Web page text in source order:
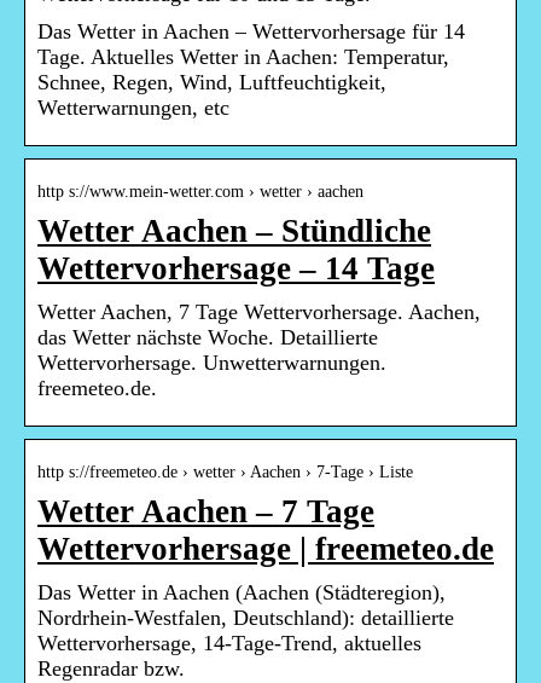
Das Wetter in Aachen – Wettervorhersage für 14
Tage. Aktuelles Wetter in Aachen: Temperatur,
Schnee, Regen, Wind, Luftfeuchtigkeit,
Wetterwarnungen, etc
http s://www.mein-wetter.com › wetter › aachen
Wetter Aachen – Stündliche
Wettervorhersage – 14 Tage
Wetter Aachen, 7 Tage Wettervorhersage. Aachen,
das Wetter nächste Woche. Detaillierte
Wettervorhersage. Unwetterwarnungen.
freemeteo.de.
http s://freemeteo.de › wetter › Aachen › 7-Tage › Liste
Wetter Aachen – 7 Tage
Wettervorhersage | freemeteo.de
Das Wetter in Aachen (Aachen (Städteregion),
Nordrhein-Westfalen, Deutschland): detaillierte
Wettervorhersage, 14-Tage-Trend, aktuelles
Regenradar bzw.